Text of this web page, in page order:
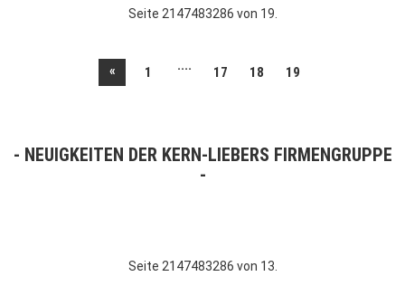
Seite 2147483286 von 19.
« 1 .... 17 18 19
NEUIGKEITEN DER KERN-LIEBERS FIRMENGRUPPE
Seite 2147483286 von 13.